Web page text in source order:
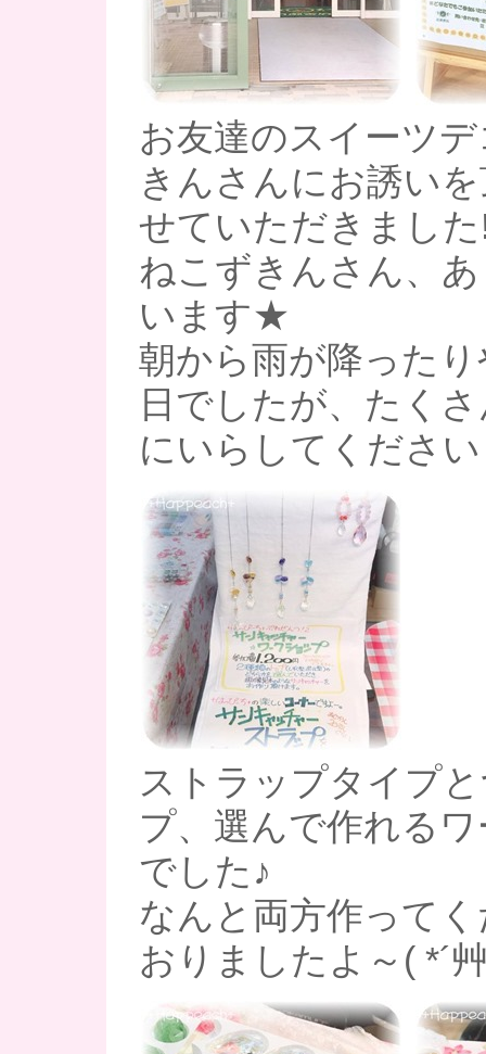
お友達のスイーツ
きんさんにお誘い
せていただきまし
ねこずきんさん、
います★
朝から雨が降った
日でしたが、たく
にいらしてくださ
ストラップタイプ
プ、選んで作れる
でした♪
なんと両方作って
おりましたよ～( *´